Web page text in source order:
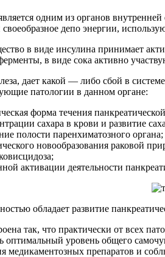
одним из органов
депо энергии,
в виде инсулина принимает
в виде сока активно
дает какой — либо сбой в
патологии в данном органе:
форма течения
сахара в крови и развитие
полости паренхиматозного органа;
новообразования раковой
активации деятельности
обладает развитие
так, что практически от всех
оптимальный уровень общего
медикаментозных препаратов и